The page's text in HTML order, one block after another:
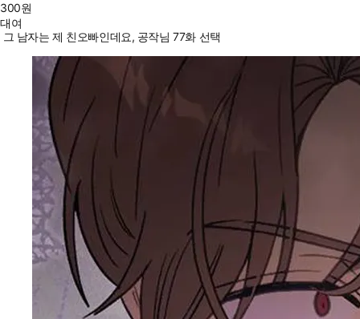
300원
대여
그 남자는 제 친오빠인데요, 공작님 77화 선택